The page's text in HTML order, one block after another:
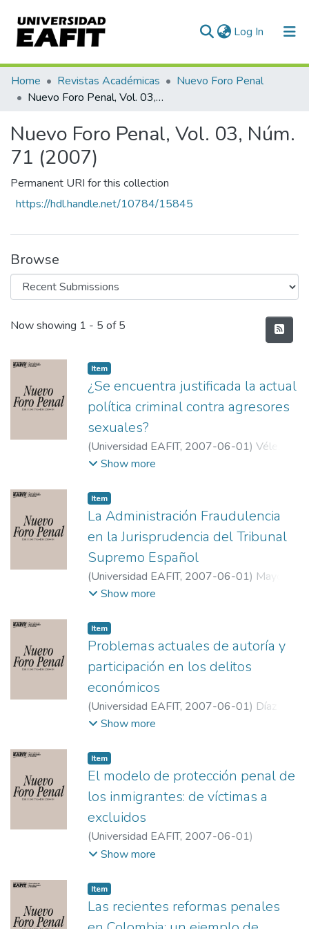
Log In (current)
Communities & Collections
All of DSpace
Statistics
Home Revistas Académicas
Nuevo Foro Penal
Nuevo Foro Penal, Vol. 03, Núm. 71 (2007)
Nuevo Foro Penal, Vol. 03, Núm.
71 (2007)
Permanent URI for this collection
https://hdl.handle.net/10784/15845
Browse
Recent Submissions
Now showing 1 - 5 of 5
Item
¿Se encuentra justificada la actual
política criminal contra agresores
sexuales?
(Universidad EAFIT, 2007-06-01) Vélez
Rodríguez, Luis Andrés
Show more
Item
La Administración Fraudulencia
en la Jurisprudencia del Tribunal
Supremo Español
(Universidad EAFIT, 2007-06-01) Mayo
Calderón, Belén
Show more
Item
Problemas actuales de autoría y
participación en los delitos
económicos
(Universidad EAFIT, 2007-06-01) Díaz y
García Conlledo, Miguel
Show more
Item
El modelo de protección penal de
los inmigrantes: de víctimas a
excluidos
(Universidad EAFIT, 2007-06-01)
Laurenzo Copello, Patricia
Show more
Item
Las recientes reformas penales